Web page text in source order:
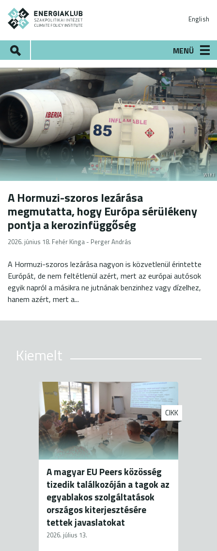
Ugrás
tartalomra
English
MENÜ
WIKI
A Hormuzi-szoros lezárása
megmutatta, hogy Európa sérülékeny
pontja a kerozinfüggőség
2026. június 18. Fehér Kinga - Perger András
A Hormuzi-szoros lezárása nagyon is közvetlenül érintette
Európát, de nem feltétlenül azért, mert az európai autósok
egyik napról a másikra ne jutnának benzinhez vagy dízelhez,
hanem azért, mert a...
Kiemelt
CIKK
A magyar EU Peers közösség
tizedik találkozóján a tagok az
egyablakos szolgáltatások
országos kiterjesztésére
tettek javaslatokat
2026. július 13.